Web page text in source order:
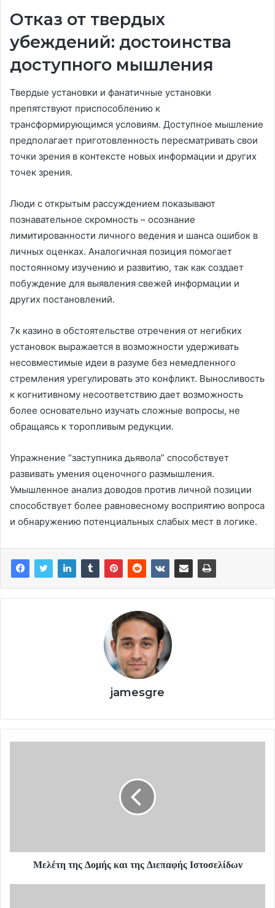
Отказ от твердых
убеждений: достоинства
доступного мышления
Твердые установки и фанатичные установки
препятствуют приспособлению к
трансформирующимся условиям. Доступное мышление
предполагает приготовленность пересматривать свои
точки зрения в контексте новых информации и других
точек зрения.
Люди с открытым рассуждением показывают
познавательное скромность – осознание
лимитированности личного ведения и шанса ошибок в
личных оценках. Аналогичная позиция помогает
постоянному изучению и развитию, так как создает
побуждение для выявления свежей информации и
других постановлений.
7к казино в обстоятельстве отречения от негибких
установок выражается в возможности удерживать
несовместимые идеи в разуме без немедленного
стремления урегулировать это конфликт. Выносливость
к когнитивному несоответствию дает возможность
более основательно изучать сложные вопросы, не
обращаясь к торопливым редукции.
Упражнение “заступника дьявола” способствует
развивать умения оценочного размышления.
Умышленное анализ доводов против личной позиции
способствует более равновесному восприятию вопроса
и обнаружению потенциальных слабых мест в логике.
jamesgre
Μελέτη της Δομής και της Διεπαφής Ιστοσελίδων